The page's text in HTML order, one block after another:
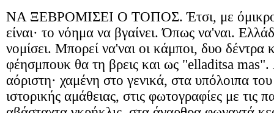
ΝΑ ΞΕΒΡΟΜΙΣΕΙ Ο ΤΟΠΟΣ. Έτσι, με
είναι· το νόημα να βγαίνει. Όπως να'ναι.
νομίσει. Μπορεί να'ναι οι κάμποι, δυο
φέησμπουκ θα τη βρεις και ως "elladitsa mas".
αόριστη· χαμένη στο γενικά, στα υπόλοιπα
ιστορικής αμάθειας, στις φωτογραφίες με τις